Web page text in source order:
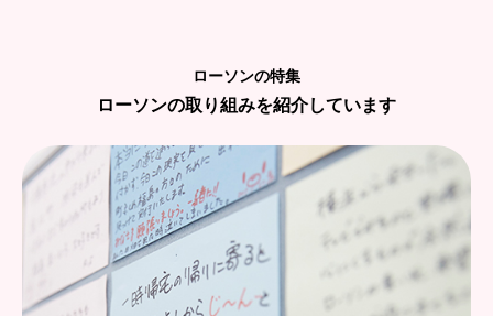
ローソンの特集
ローソンの取り組みを紹介しています